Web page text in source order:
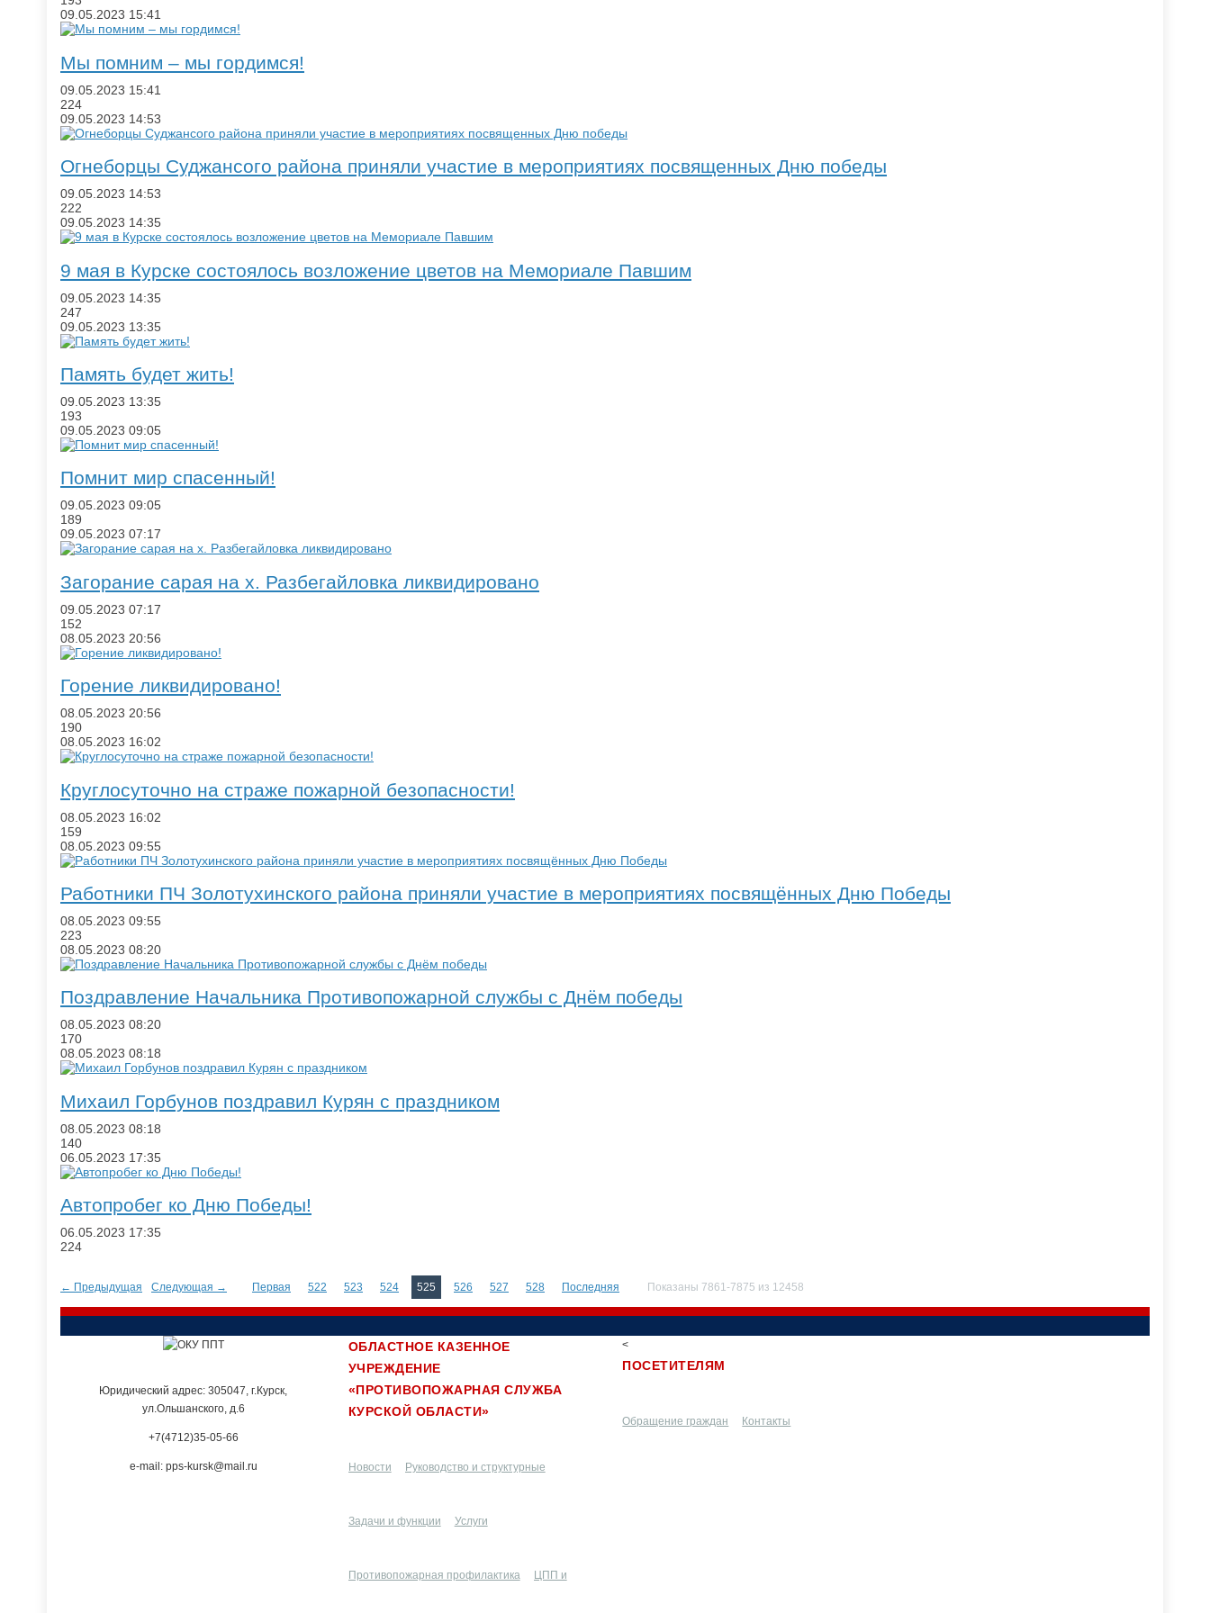
09.05.2023 15:41
​Мы помним – мы гордимся!
09.05.2023 15:41
224
09.05.2023 14:53
Огнеборцы Суджансого района приняли участие в мероприятиях посвященных Дню победы
09.05.2023 14:53
222
09.05.2023 14:35
​9 мая в Курске состоялось возложение цветов на Мемориале Павшим
09.05.2023 14:35
247
09.05.2023 13:35
​Память будет жить!
09.05.2023 13:35
193
09.05.2023 09:05
​Помнит мир спасенный!
09.05.2023 09:05
189
09.05.2023 07:17
​Загорание сарая на х. Разбегайловка ликвидировано
09.05.2023 07:17
152
08.05.2023 20:56
​Горение ликвидировано!
08.05.2023 20:56
190
08.05.2023 16:02
​Круглосуточно на страже пожарной безопасности!
08.05.2023 16:02
159
08.05.2023 09:55
​Работники ПЧ Золотухинского района приняли участие в мероприятиях посвящённых Дню Победы
08.05.2023 09:55
223
08.05.2023 08:20
Поздравление Начальника Противопожарной службы с Днём победы
08.05.2023 08:20
170
08.05.2023 08:18
Михаил Горбунов поздравил Курян с праздником
08.05.2023 08:18
140
06.05.2023 17:35
​Автопробег ко Дню Победы!
06.05.2023 17:35
224
← Предыдущая Следующая → Первая 522 523 524 525 526 527 528 Последняя Показаны 7861-7875 из 12458
Юридический адрес: 305047, г.Курск,
ул.Ольшанского, д.6
+7(4712)35-05-66
e-mail: pps-kursk@mail.ru
ОБЛАСТНОЕ КАЗЕННОЕ
УЧРЕЖДЕНИЕ
«ПРОТИВОПОЖАРНАЯ СЛУЖБА
КУРСКОЙ ОБЛАСТИ»
Новости Руководство и структурные
подразделения
Задачи и функции Услуги
Противопожарная профилактика ЦПП и
<
ПОСЕТИТЕЛЯМ
Обращение граждан Контакты